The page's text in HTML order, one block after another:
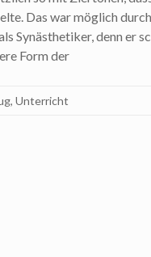
Das war möglich
Synästhetiker, denn er
Form der
, Unterricht